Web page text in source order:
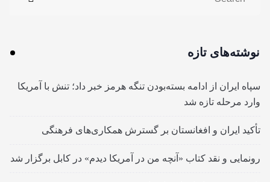
نوشته‌های تازه
سپاه ایران از ادامه بسته‌بودن تنگه هرمز خبر داد؛ تنش با آمریکا
وارد مرحله تازه شد
تأکید ایران و افغانستان بر گسترش همکاری‌های فرهنگی
رونمایی و نقد کتاب «آنچه من در آمریکا دیدم» در کابل برگزار شد